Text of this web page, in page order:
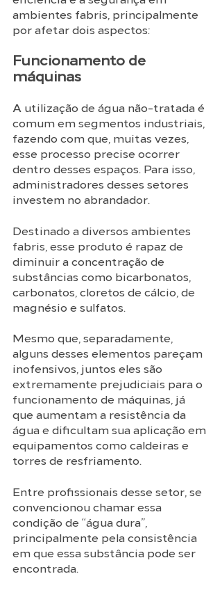
ambientes fabris, principalmente
por afetar dois aspectos:
Funcionamento de
máquinas
A utilização de água não-tratada é
comum em segmentos industriais,
fazendo com que, muitas vezes,
esse processo precise ocorrer
dentro desses espaços. Para isso,
administradores desses setores
investem no abrandador.
Destinado a diversos ambientes
fabris, esse produto é rapaz de
diminuir a concentração de
substâncias como bicarbonatos,
carbonatos, cloretos de cálcio, de
magnésio e sulfatos.
Mesmo que, separadamente,
alguns desses elementos pareçam
inofensivos, juntos eles são
extremamente prejudiciais para o
funcionamento de máquinas, já
que aumentam a resistência da
água e dificultam sua aplicação em
equipamentos como caldeiras e
torres de resfriamento.
Entre profissionais desse setor, se
convencionou chamar essa
condição de “água dura”,
principalmente pela consistência
em que essa substância pode ser
encontrada.